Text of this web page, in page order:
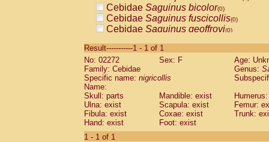
Cebidae Saguinus bicolor(0)
Cebidae Saguinus fuscicollis(0)
Cebidae Saguinus geoffroyi(0)
CebidaeSaguinus labiatus(0)
Cebidae Saguinus leucopus (0)
Cebidae
CebidaeSaguinus mystax
Cebidae Saguinus nigricollis (1)
Cebidae Saguinus oedipus
Cebidae Saguinus weddelli
Cebidae Saguinusspp.
Cebidae
Result-----------1 - 1 of 1
No: 02272
Sex: F
Age:
Family: Cebidae
Genus:
Specific name: nigricollis
Name:
Skull: parts
Mandible: exist
Ulna: exist
Scapula: exist
Femur:
Fibula: exist
Coxae: exist
Trunk:
Hand: exist
Foot: exist
1 - 1 of 1